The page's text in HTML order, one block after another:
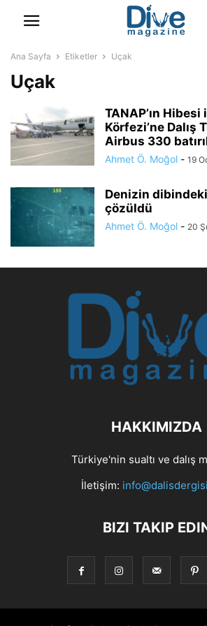
Ana Sayfa Etiketler Uçak
Uçak
TANAP’ın Hibesi
Körfezi’ne Dalış
Airbus 330
Ahmet Ö. Moğol - 19
Denizin dibindeki
çözüldü
Ahmet Ö. Moğol - 20
HAKKIMIZDA
Türkiye'nin sualtı ve dalış
İletişim:
BIZI TAKIP